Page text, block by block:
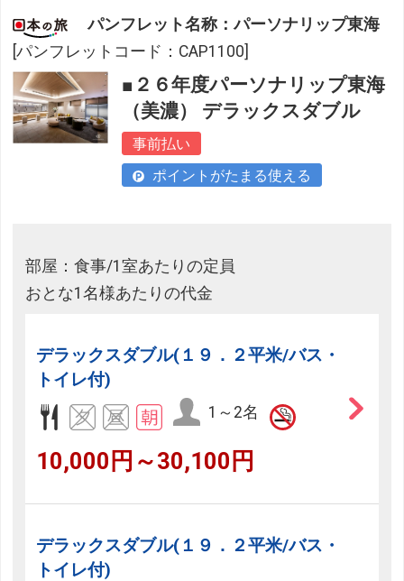
パンフレット名称：パーソナリップ東海
[パンフレットコード：CAP1100]
■２６年度パーソナリップ東海
（美濃） デラックスダブル
事前払い
ポイントがたまる使える
部屋：食事/1室あたりの定員
おとな1名様あたりの代金
デラックスダブル(１９．２平米/バス・
トイレ付)
1～2名
10,000円～30,100円
デラックスダブル(１９．２平米/バス・
トイレ付)